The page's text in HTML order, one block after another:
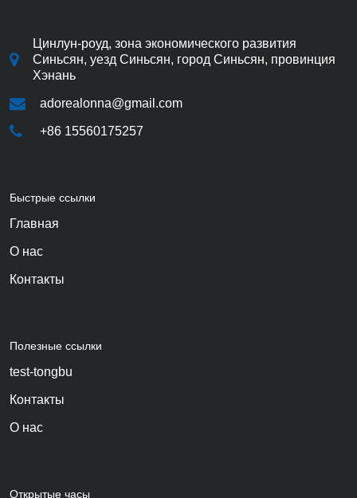
Цинлун-роуд, зона экономического развития
Синьсян, уезд Синьсян, город Синьсян, провинция
Хэнань
adorealonna@gmail.com
+86 15560175257
Быстрые ссылки
Главная
О нас
Контакты
Полезные ссылки
test-tongbu
Контакты
О нас
Открытые часы